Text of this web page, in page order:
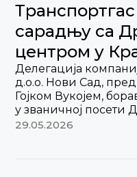
сарадњу са
центром у
Делегација
д.о.о. Нови Сад,
Гојком Вукојем,
у званичној посети
29.05.2026